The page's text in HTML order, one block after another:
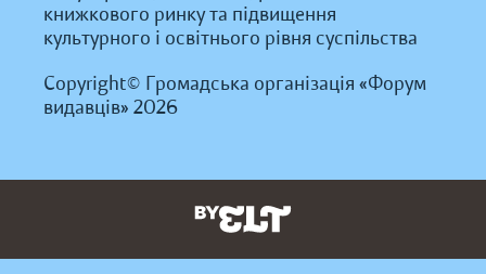
книжкового ринку та підвищення
культурного і освітнього рівня суспільства
Copyright© Громадська організація «Форум
видавців» 2026